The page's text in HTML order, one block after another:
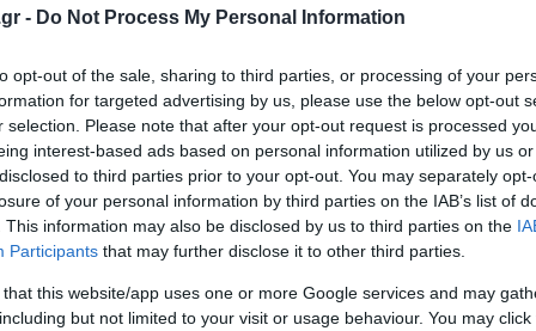
- Do Not Process My Personal Information
opt-out of the sale, sharing to third parties, or processing of your
for targeted advertising by us, please use the below opt-out
selection. Please note that after your opt-out request is processed
interest-based ads based on personal information utilized by us
to third parties prior to your opt-out. You may separately
of your personal information by third parties on the IAB’s list of
This information may also be disclosed by us to third parties on the
Participants that may further disclose it to other third parties.
that this website/app uses one or more Google services and may
but not limited to your visit or usage behaviour. You may
για την κατάσταση της υγείας του
στο Ελληνικό
39χρονου - Σαρώνουν τον Πηνειό
Lykavitos.gr στο Google News
όλες τις ειδήσεις